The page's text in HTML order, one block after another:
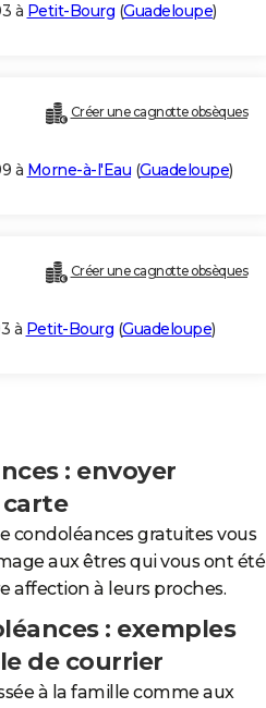
à Petit-Bourg (Guadeloupe)
Créer une cagnotte obsèques
à Morne-à-l'Eau (Guadeloupe)
Créer une cagnotte obsèques
à Petit-Bourg (Guadeloupe)
: envoyer
condoléances gratuites vous
aux êtres qui vous ont été
affection à leurs proches.
: exemples
de courrier
à la famille comme aux